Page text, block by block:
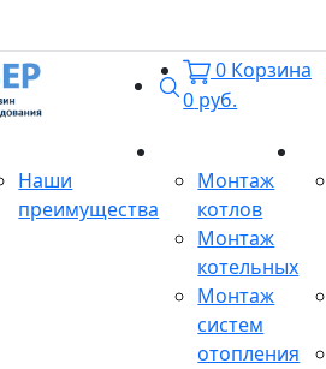
Поиск
0 Корзина
0 руб.
Наши
преимущества
Монтаж
котлов
Монтаж
котельных
Монтаж
систем
отопления